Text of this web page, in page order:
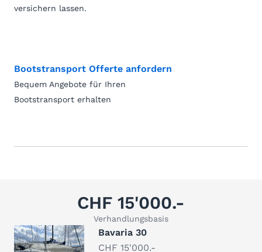
versichern lassen.
Bootstransport Offerte anfordern
Bequem Angebote für Ihren
Bootstransport erhalten
CHF 15'000.-
Verhandlungsbasis
Bavaria 30
CHF 15'000.-